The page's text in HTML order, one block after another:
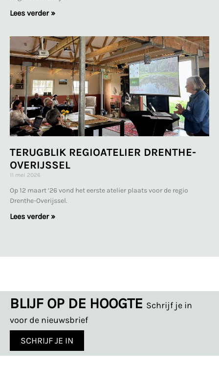
Lees verder »
TERUGBLIK REGIOATELIER DRENTHE-
OVERIJSSEL
11 mei 2026
Op 12 maart ’26 vond het eerste atelier plaats voor de regio
Drenthe-Overijssel.
Lees verder »
BLIJF OP DE HOOGTE Schrijf je in
voor de nieuwsbrief
SCHRIJF JE IN